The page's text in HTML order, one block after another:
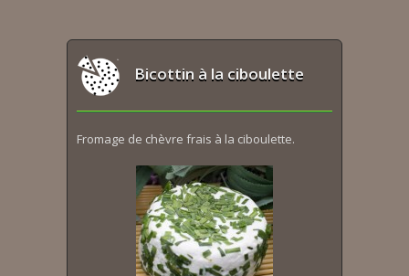
Bicottin à la ciboulette
Fromage de chèvre frais à la ciboulette.